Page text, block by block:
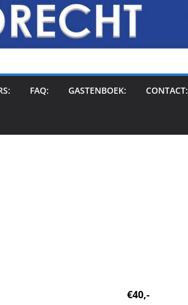
FAQ: GASTENBOEK: CONTACT:
€40,-